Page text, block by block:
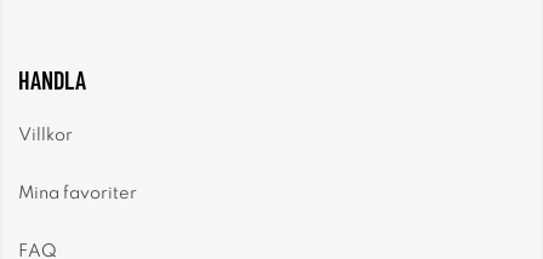
HANDLA
Villkor
Mina favoriter
FAQ